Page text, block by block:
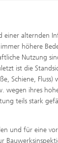
einer alternden
höhere
Nutzung
ist die
Schiene, Fluss)
wegen ihres
teils stark
und für eine